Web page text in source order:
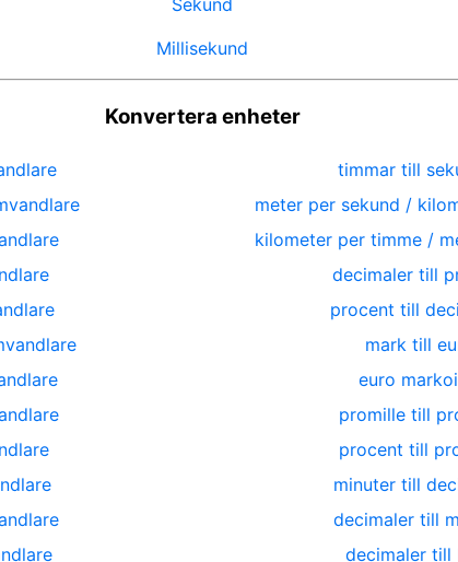
Millisekund
Konvertera enheter
timmar till
meter per sekund /
kilometer per timme /
decimaler till
procent till
mark till
euro
promille till
procent till
minuter till
decimaler till
decimaler till